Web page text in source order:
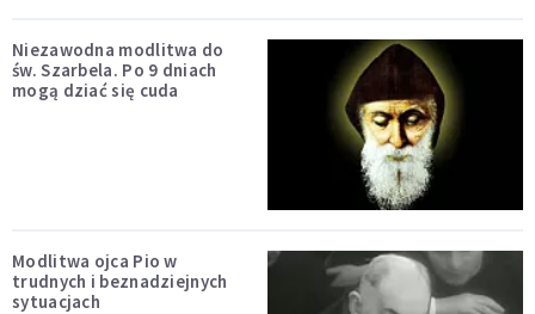
Niezawodna modlitwa do
św. Szarbela. Po 9 dniach
mogą dziać się cuda
Modlitwa ojca Pio w
trudnych i beznadziejnych
sytuacjach